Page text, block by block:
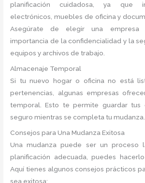
planificación cuidadosa, ya que
electrónicos, muebles de oficina y
Asegúrate de elegir una empresa
importancia de la confidencialidad y la
equipos y archivos de trabajo.
Almacenaje Temporal
Si tu nuevo hogar o oficina no está
pertenencias, algunas empresas
temporal. Esto te permite guardar tus
seguro mientras se completa tu mudanza.
Consejos para Una Mudanza Exitosa
Una mudanza puede ser un proceso
planificación adecuada, puedes
Aquí tienes algunos consejos prácticos
sea exitosa: